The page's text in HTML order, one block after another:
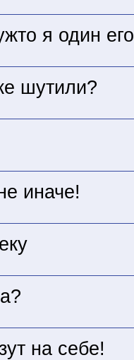
я один
шутили?
иначе!
на себе!